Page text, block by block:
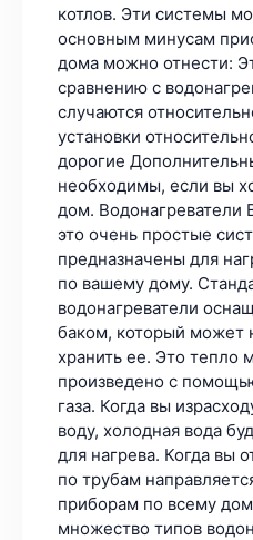
котлов. Эти системы
основным минусам
дома можно отнести:
сравнению с
случаются
установки
дорогие
необходимы, если вы
дом. Водонагреватели
это очень простые
предназначены для
по вашему дому.
водонагреватели
баком, который может
хранить ее. Это тепло
произведено с
газа. Когда вы
воду, холодная вода
для нагрева. Когда вы
по трубам
приборам по всему
множество типов